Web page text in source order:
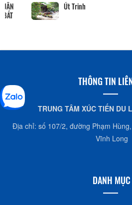
Út Trinh
THÔNG TIN
TRUNG TÂM XÚC TIẾN DU
Địa chỉ: số 107/2, đường Phạm
Vĩnh Long
DANH MỤC